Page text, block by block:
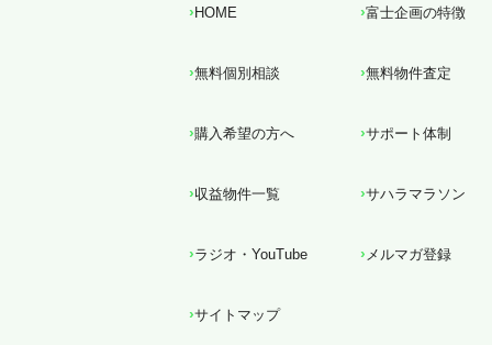
HOME 富士企画の特徴
無料個別相談 無料物件査定
購入希望の方へ サポート体制
収益物件一覧 サハラマラソン
ラジオ・YouTube メルマガ登録
サイトマップ